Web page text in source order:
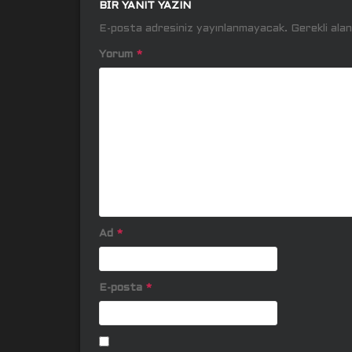
BIR YANIT YAZIN
E-posta adresiniz yayınlanmayacak. Gerekli
Yorum *
Ad *
E-posta *